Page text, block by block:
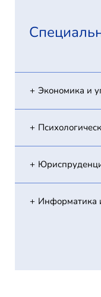
Экономика и
Информатика